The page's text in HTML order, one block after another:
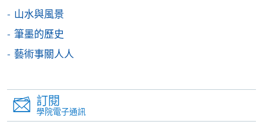
交下期學費的學員，提供網上服務，如學員就讀的課
程設有此服務，課程負責人會通知學員有關程序。
Pay) 、「支付寶」(Online Alipay) 或 「轉數快」(FPS)
繳付學費。
山水與風景
筆墨的歷史
藝術事關人人
訂閱
學院電子通訊